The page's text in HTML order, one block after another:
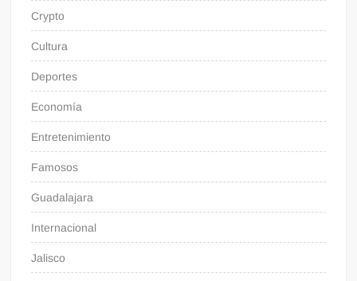
Crypto
Cultura
Deportes
Economía
Entretenimiento
Famosos
Guadalajara
Internacional
Jalisco